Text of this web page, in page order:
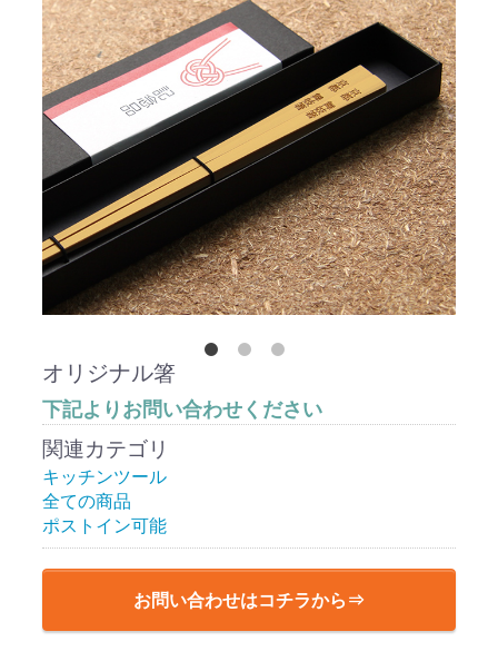
オリジナル箸
下記よりお問い合わせください
関連カテゴリ
キッチンツール
全ての商品
ポストイン可能
お問い合わせはコチラから⇒